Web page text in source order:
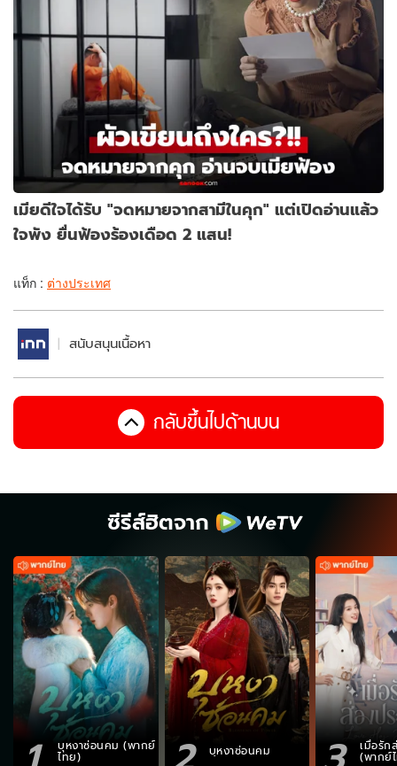
เมียดีใจได้รับ "จดหมายจากสามีในคุก" แต่เปิดอ่านแล้ว
ใจพัง ยื่นฟ้องร้องเดือด 2 แสน!
แท็ก : ต่างประเทศ
สนับสนุนเนื้อหา
กลับขึ้นไปด้านบน
ซีรีส์ฮิตจาก
บุหงาซ่อนคม (พากย์
ไทย) บุหงาซ่อนคม เมื่อรัก
(พากย์